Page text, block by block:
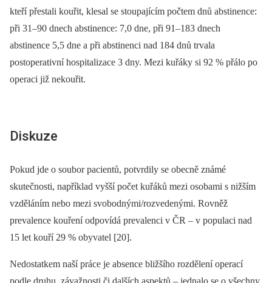
kteří přestali kouřit, klesal se stoupajícím počtem dnů abstinence:
při 31–90 dnech abstinence: 7,0 dne, při 91–183 dnech
abstinence 5,5 dne a při abstinenci nad 184 dnů trvala
postoperativní hospitalizace 3 dny. Mezi kuřáky si 92 % přálo po
operaci již nekouřit.
Diskuze
Pokud jde o soubor pacientů, potvrdily se obecně známé
skutečnosti, například vyšší počet kuřáků mezi osobami s nižším
vzděláním nebo mezi svobodnými/rozvedenými. Rovněž
prevalence kouření odpovídá prevalenci v ČR –⁠ v populaci nad
15 let kouří 29 % obyvatel [20].
Nedostatkem naší práce je absence bližšího rozdělení operací
podle druhu, závažnosti či dalších aspektů –⁠ jednalo se o všechny